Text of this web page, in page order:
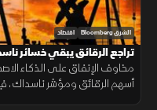
الشرق Bloomberg اقتصاد
تراجع الرقائق يبقي خسائر
واشنطن وطهران
مخاوف الإنفاق على الذكاء